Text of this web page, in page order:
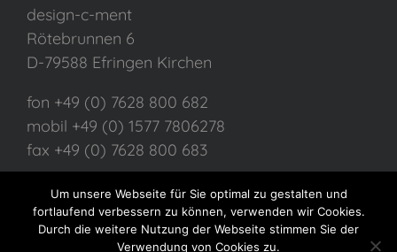
design-c-ment
Rötebrunnen 6
D-79588 Efringen Kirchen
fon +49 (0) 7628 800 682
mobil +49 (0) 1577 7806278
fax +49 (0) 7628 800 683
Um unsere Webseite für Sie optimal zu gestalten und
fortlaufend verbessern zu können, verwenden wir Cookies.
Durch die weitere Nutzung der Webseite stimmen Sie der
Verwendung von Cookies zu.